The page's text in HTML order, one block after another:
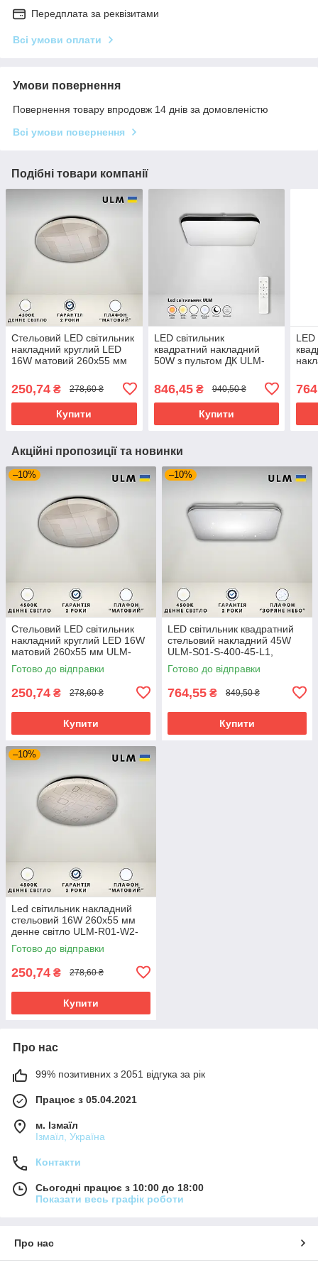
Передплата за реквізитами
Всі умови оплати
Умови повернення
Повернення товару впродовж 14 днів за домовленістю
Всі умови повернення
Подібні товари компанії
Стельовий LED світильник
накладний круглий LED
16W матовий 260х55 мм
250,74 ₴ 278,60 ₴
Купити
LED світильник
квадратний накладний
50W з пультом ДК ULM-
пульт дистанційного
керування
846,45₴ 940,50 ₴
Купити
LED
Акційні пропозиції та новинки
–10%
Стельовий LED світильник
накладний круглий LED 16W
матовий 260х55 мм ULM-
R01-W1-230-16
Готово до відправки
250,74 ₴ 278,60 ₴
Купити
–10%
LED світильник квадратний
стельовий накладний 45W
ULM-S01-S-400-45-L1,
квадратна світлодіодна
люстра
Готово до відправки
764,55 ₴ 849,50 ₴
Купити
–10%
Led світильник накладний
стельовий 16W 260х55 мм
денне світло ULM-R01-W2-
230-16 круглий
Готово до відправки
250,74 ₴ 278,60 ₴
Купити
Про нас
99% позитивних з 2051 відгука за рік
Працює з 05.04.2021
м. Ізмаїл
Ізмаїл, Україна
Контакти
Сьогодні працює з 10:00 до 18:00
Показати весь графік роботи
Про нас